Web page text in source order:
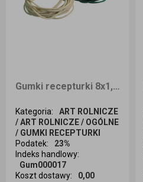
Gumki recepturki 8x1,5 1kg
Kategoria:
ART ROLNICZE
/ ART ROLNICZE / OGÓLNE
/ GUMKI RECEPTURKI
Podatek:
23%
Indeks handlowy:
Gum000017
Koszt dostawy: 0,00
Ilość sztuk